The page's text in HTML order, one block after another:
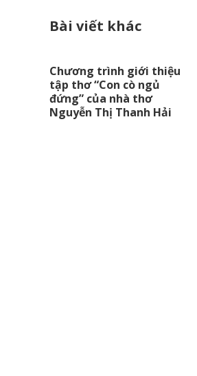
Bài viết khác
Chương trình giới thiệu
tập thơ “Con cò ngủ
đứng” của nhà thơ
Nguyễn Thị Thanh Hải